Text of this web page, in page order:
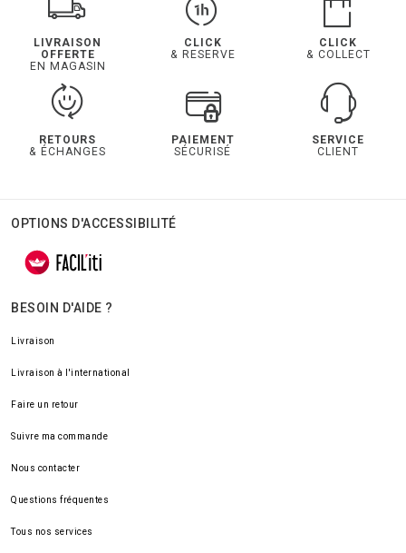
LIVRAISON
OFFERTE
EN MAGASIN
CLICK
& RESERVE
CLICK
& COLLECT
RETOURS
& ÉCHANGES
PAIEMENT
SÉCURISÉ
SERVICE
CLIENT
OPTIONS D'ACCESSIBILITÉ
BESOIN D'AIDE ?
Livraison
Livraison à l'international
Faire un retour
Suivre ma commande
Nous contacter
Questions fréquentes
Tous nos services